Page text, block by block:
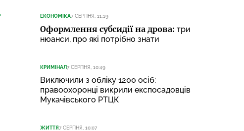
ЕКОНОМІКА7 СЕРПНЯ, 11:19
Оформлення субсидії на дрова: три
нюанси, про які потрібно знати
КРИМІНАЛ7 СЕРПНЯ, 10:49
Виключили з обліку 1200 осіб:
правоохоронці викрили експосадовців
Мукачівського РТЦК
ЖИТТЯ7 СЕРПНЯ, 10:07